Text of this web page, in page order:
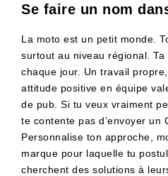
Se faire un nom
La moto est un petit monde.
surtout au niveau régional.
chaque jour. Un travail
attitude positive en équipe
de pub. Si tu veux vraiment
te contente pas d’envoyer un
Personnalise ton approche,
marque pour laquelle tu
cherchent des solutions à